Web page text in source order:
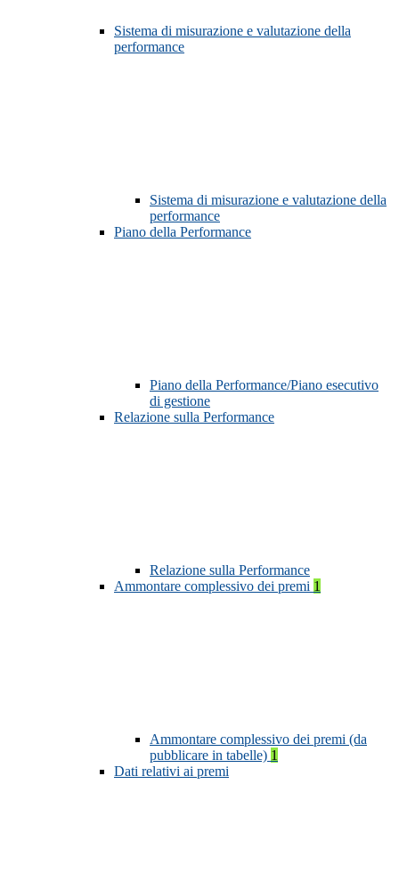
Sistema di misurazione e valutazione della
performance
Sistema di misurazione e valutazione della
performance
Piano della Performance
Piano della Performance/Piano esecutivo
di gestione
Relazione sulla Performance
Relazione sulla Performance
Ammontare complessivo dei premi 1
Ammontare complessivo dei premi (da
pubblicare in tabelle) 1
Dati relativi ai premi